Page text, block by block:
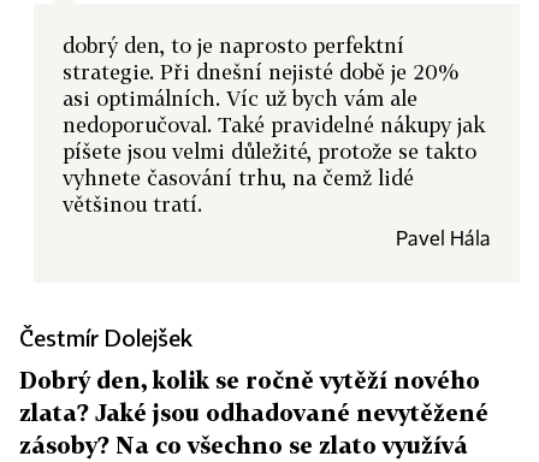
dobrý den, to je naprosto perfektní
strategie. Při dnešní nejisté době je 20%
asi optimálních. Víc už bych vám ale
nedoporučoval. Také pravidelné nákupy jak
píšete jsou velmi důležité, protože se takto
vyhnete časování trhu, na čemž lidé
většinou tratí.
Pavel Hála
Čestmír Dolejšek
Dobrý den, kolik se ročně vytěží nového
zlata? Jaké jsou odhadované nevytěžené
zásoby? Na co všechno se zlato využívá